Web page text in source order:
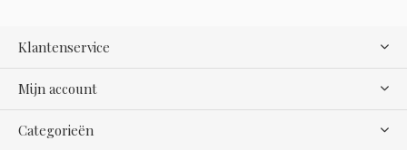
Klantenservice
Mijn account
Categorieën